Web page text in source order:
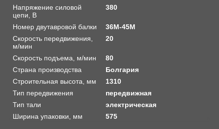
Напряжение силовой
цепи, В
380
Номер двутавровой балки
36М-45М
Скорость передвижения,
м/мин
20
Скорость подъема, м/мин
80
Страна производства
Болгария
Строительная высота, мм
1310
Тип передвижения
передвижная
Тип тали
электрическая
Ширина упаковки, мм
575